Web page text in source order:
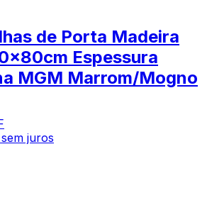
de Porta Madeira
Espessura
MGM Marrom/Mogno
sem juros